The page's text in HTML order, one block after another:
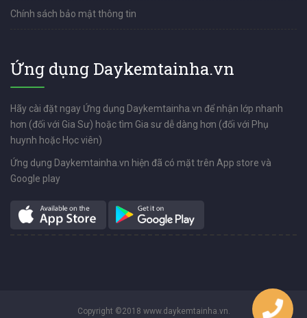
Chính sách bảo mật thông tin
Ứng dụng Daykemtainha.vn
Hãy cài đặt ngay Ứng dụng Daykemtainha.vn để nhận lớp nhanh
hơn (đối với Gia Sư) hoặc tìm Gia sư dễ dàng hơn (đối với Phụ
huynh hoặc Học viên)
Ứng dụng Daykemtainha.vn hiện đã có mặt trên App store và
Google play
Copyright ©2018 www.daykemtainha.vn.